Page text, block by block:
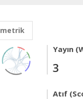
Yayın
3
Atıf